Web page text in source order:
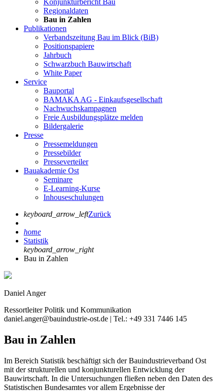
Regionaldaten
Bau in Zahlen
Publikationen
Verbandszeitung Bau im Blick (BiB)
Positionspapiere
Jahrbuch
Schwarzbuch Bauwirtschaft
White Paper
Service
Bauportal
BAMAKA AG - Einkaufsgesellschaft
Nachwuchskampagnen
Freie Ausbildungsplätze melden
Bildergalerie
Presse
Pressemeldungen
Pressebilder
Presseverteiler
Bauakademie Ost
Seminare
E-Learning-Kurse
Inhouseschulungen
keyboard_arrow_leftZurück
home
Statistik
keyboard_arrow_right
Bau in Zahlen
Daniel Anger
Ressortleiter Politik und Kommunikation
daniel.anger@bauindustrie-ost.de | Tel.: +49 331 7446 145
Bau in Zahlen
Im Bereich Statistik beschäftigt sich der Bauindustrieverband Ost
mit der strukturellen und konjunkturellen Entwicklung der
Bauwirtschaft. In die Untersuchungen fließen neben den Daten des
Statistischen Bundesamtes vor allem Ergebnisse der